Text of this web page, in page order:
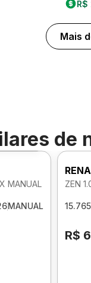
R$
Mais
de
Foto 360º
MANUAL
MANUAL
ZEN
R$